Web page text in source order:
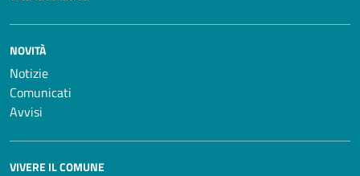
NOVITÀ
Notizie
Comunicati
Avvisi
VIVERE IL COMUNE